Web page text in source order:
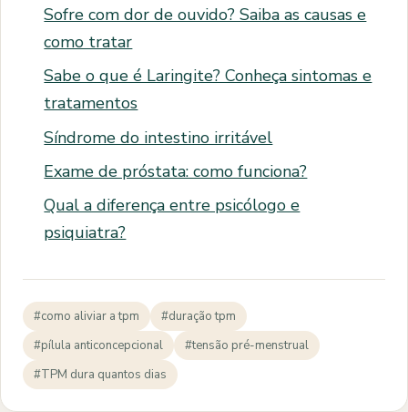
Sofre com dor de ouvido? Saiba as causas e
como tratar
Sabe o que é Laringite? Conheça sintomas e
tratamentos
Síndrome do intestino irritável
Exame de próstata: como funciona?
Qual a diferença entre psicólogo e
psiquiatra?
#como aliviar a tpm
#duração tpm
#pílula anticoncepcional
#tensão pré-menstrual
#TPM dura quantos dias